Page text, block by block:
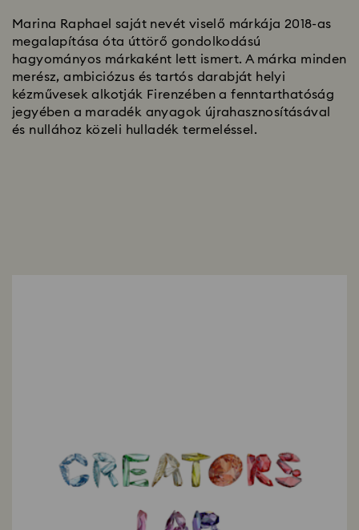
Marina Raphael saját nevét viselő márkája 2018-as
megalapítása óta úttörő gondolkodású
hagyományos márkaként lett ismert. A márka minden
merész, ambiciózus és tartós darabját helyi
kézművesek alkotják Firenzében a fenntarthatóság
jegyében a maradék anyagok újrahasznosításával
és nullához közeli hulladék termeléssel.